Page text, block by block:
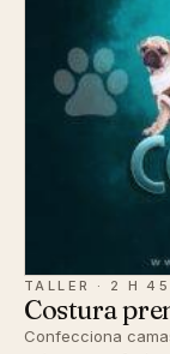
TALLER · 2 H
Costura
Confecciona